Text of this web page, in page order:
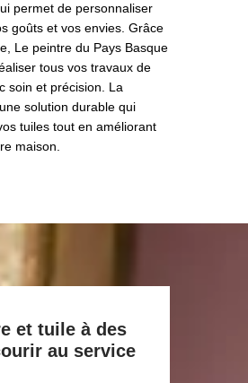
permet de personnaliser
goûts et vos envies. Grâce
Le peintre du Pays Basque
tous vos travaux de
soin et précision. La
solution durable qui
tuiles tout en améliorant
maison.
et tuile à des
au service